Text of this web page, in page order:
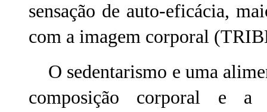
sensação de auto-eficácia,
com a imagem corporal
O sedentarismo e uma
composição corporal e a